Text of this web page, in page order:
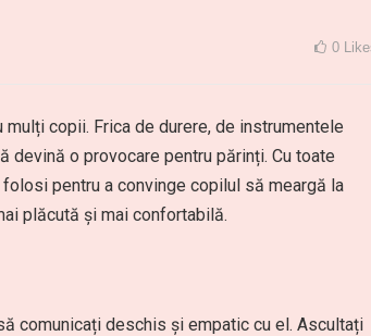
0
copii. Frica de durere, de instrumentele
o provocare pentru părinți. Cu toate
pentru a convinge copilul să meargă la
plăcută și mai confortabilă.
comunicați deschis și empatic cu el. Ascultați